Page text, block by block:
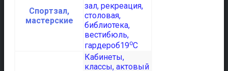
Спортзал,
мастерские
19oC